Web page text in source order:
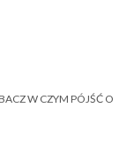
W CZYM PÓJŚĆ O